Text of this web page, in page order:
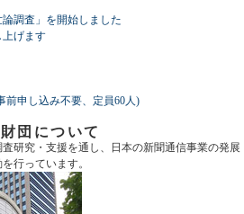
調査」を開始しました
げます
申し込み不要、定員60人)
団について
研究・支援を通し、日本の新聞通信事業の発展
行っています。